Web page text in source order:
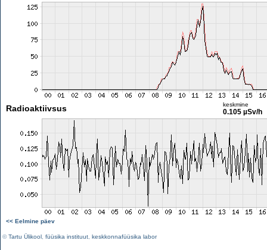
Radioaktiivsus keskmine
0.105 µSv/h
<< Eelmine päev
©Tartu Ülikool füüsika instituut keskkonnafüüsika labor